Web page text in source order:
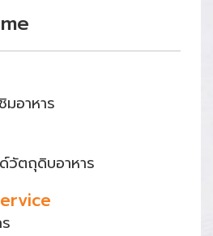
มอาหาร
วัตถุดิบอาหาร